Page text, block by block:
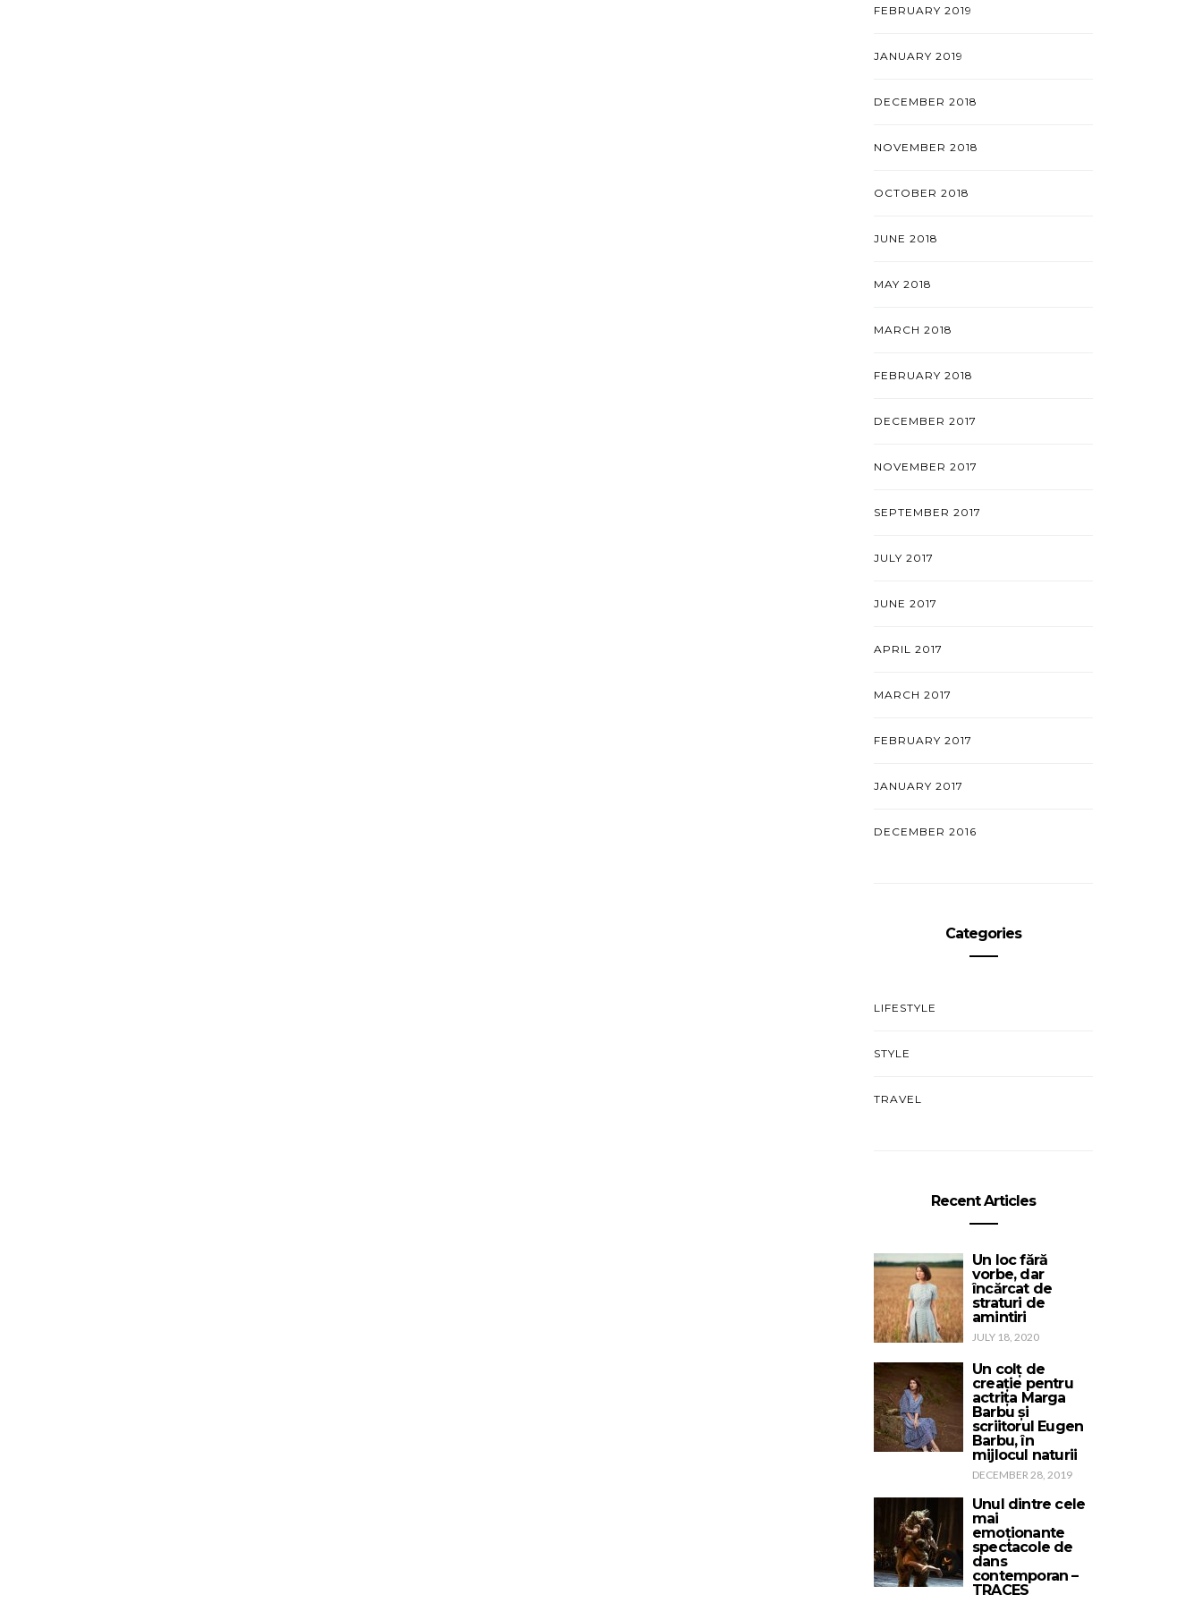
FEBRUARY 2019
JANUARY 2019
DECEMBER 2018
NOVEMBER 2018
OCTOBER 2018
JUNE 2018
MAY 2018
MARCH 2018
FEBRUARY 2018
DECEMBER 2017
NOVEMBER 2017
SEPTEMBER 2017
JULY 2017
JUNE 2017
APRIL 2017
MARCH 2017
FEBRUARY 2017
JANUARY 2017
DECEMBER 2016
Categories
LIFESTYLE
STYLE
TRAVEL
Recent Articles
Un loc fără
vorbe, dar
încărcat de
straturi de
amintiri
JULY 18, 2020
Un colț de
creație pentru
actrița Marga
Barbu și
scriitorul Eugen
Barbu, în
mijlocul naturii
DECEMBER 28, 2019
Unul dintre cele
mai
emoționante
spectacole de
dans
contemporan –
TRACES